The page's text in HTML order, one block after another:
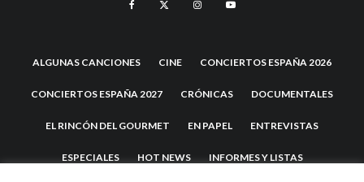
ALGUNAS CANCIONES CINE CONCIERTOS ESPAÑA 2026
CONCIERTOS ESPAÑA 2027 CRÓNICAS DOCUMENTALES
EL RINCÓN DEL GOURMET EN PAPEL ENTREVISTAS
ESPECIALES HOT NEWS INFORMES Y LISTAS